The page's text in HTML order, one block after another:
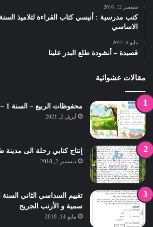
سبتمبر 12, 2016
كتب مدرسية : أنيسي كتاب القراءة لتلاميذ
الاساسي
مايو 5, 2017
قصيدة – أنشودة طلع البدر علينا
مقالات عشوائية
محفوظات الربيع – السنة 1 – 5 نماذج
أبريل 2, 2021
إنتاج كتابي رحلة الى مدينة
ديسمبر 2, 2018
تقييم السداسي الثاني السنة
سمية و الأرنب الجريح
مايو 14, 2018